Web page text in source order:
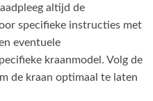
altijd de
specifieke instructies met
eventuele
kraanmodel. Volg de
de kraan optimaal te laten